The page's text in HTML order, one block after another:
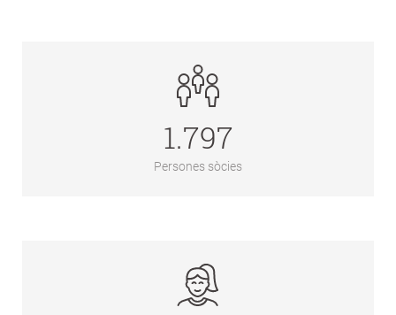
1.797
Persones sòcies